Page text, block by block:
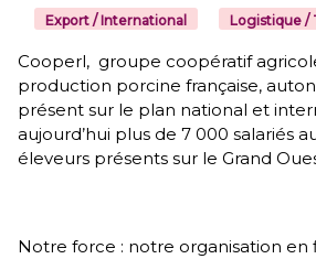
Export / International Logistique /
Cooperl, groupe coopératif
production porcine française,
présent sur le plan national et
aujourd’hui plus de 7 000 salariés
éleveurs présents sur le Grand
Notre force : notre organisation en